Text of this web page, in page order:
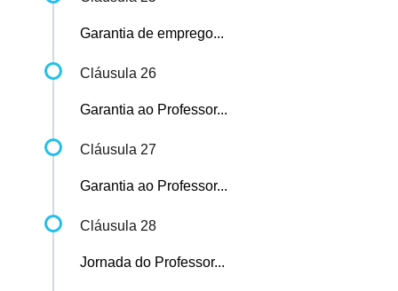
Garantia de emprego...
Cláusula 26
Garantia ao Professor...
Cláusula 27
Garantia ao Professor...
Cláusula 28
Jornada do Professor...